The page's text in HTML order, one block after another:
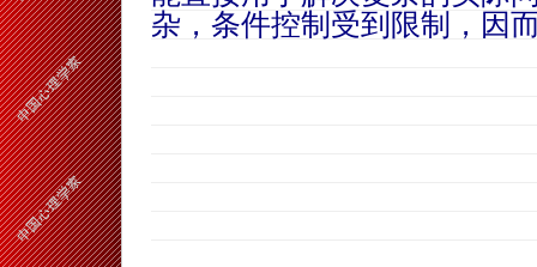
杂，条件控制受到限制，因